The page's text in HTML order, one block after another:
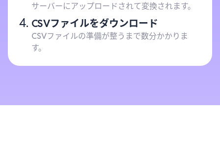
サーバーにアップロードされて変換されます。
CSVファイルをダウンロード
CSVファイルの準備が整うまで数分かかりま
す。